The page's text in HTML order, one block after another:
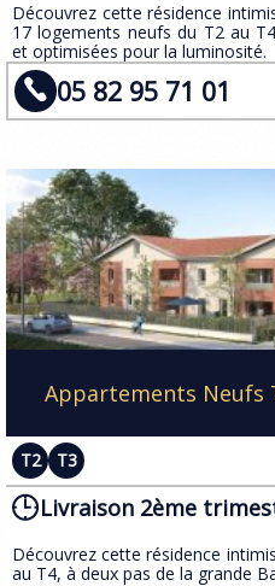
​Découvrez cette résidence
17 logements neufs du T2 au
et optimisées pour la luminosité.
05 82 95 71 01
Appartements Neufs
T2 T3
Livraison 2ème
​​Découvrez cette résidence
au T4, à deux pas de la grande